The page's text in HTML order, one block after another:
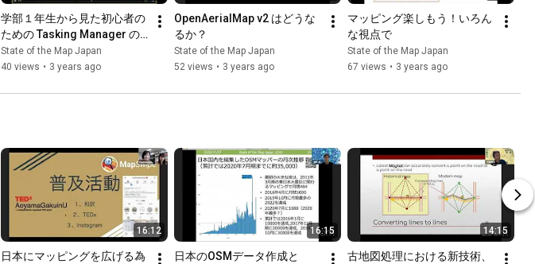
学部１年生から見た初心者の
ための Tasking Manager の
使い方
State of the Map Japan
40 views • 3 years ago
OpenAerialMap v2 はどうな
るか？
State of the Map Japan
52 views • 3 years ago
マッピング楽しもう！いろん
な視点で
State of the Map Japan
67 views • 3 years ago
16:12
日本にマッピングを広げる為
16:15
日本のOSMデータ作成と
14:15
古地図処理における新技術、